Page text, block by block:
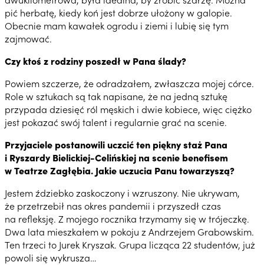
pić herbatę, kiedy koń jest dobrze ułożony w galopie.
Obecnie mam kawałek ogrodu i ziemi i lubię się tym
zajmować.
Czy ktoś z rodziny poszedł w Pana ślady?
Powiem szczerze, że odradzałem, zwłaszcza mojej córce.
Role w sztukach są tak napisane, że na jedną sztukę
przypada dziesięć ról męskich i dwie kobiece, więc ciężko
jest pokazać swój talent i regularnie grać na scenie.
Przyjaciele postanowili uczcić ten piękny staż Pana
i Ryszardy Bielickiej-Celińskiej na scenie benefisem
w Teatrze Zagłębia. Jakie uczucia Panu towarzyszą?
Jestem ździebko zaskoczony i wzruszony. Nie ukrywam,
że przetrzebił nas okres pandemii i przyszedł czas
na refleksję. Z mojego rocznika trzymamy się w trójeczkę.
Dwa lata mieszkałem w pokoju z Andrzejem Grabowskim.
Ten trzeci to Jurek Kryszak. Grupa licząca 22 studentów, już
powoli się wykrusza…